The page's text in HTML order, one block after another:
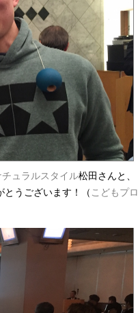
チュラルスタイル松田さんと、
とうございます！（ こどもプロ